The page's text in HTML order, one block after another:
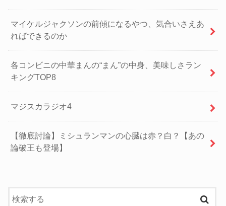
マイケルジャクソンの前傾になるやつ、気合いさえあ
ればできるのか
各コンビニの中華まんの“まん”の中身、美味しさラン
キングTOP8
マジスカラジオ4
【徹底討論】ミシュランマンの心臓は赤？白？【あの
論破王も登場】